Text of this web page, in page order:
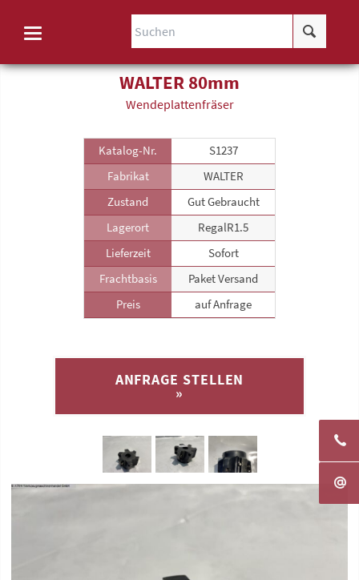
WALTER 80mm
Wende­plattenfräser
Katalog-Nr.
S1237
Fabrikat
WALTER
Zustand
Gut Gebraucht
Lagerort
RegalR1.5
Lieferzeit
Sofort
Frachtbasis
Paket Versand
Preis
auf Anfrage
ANFRAGE STELLEN
»